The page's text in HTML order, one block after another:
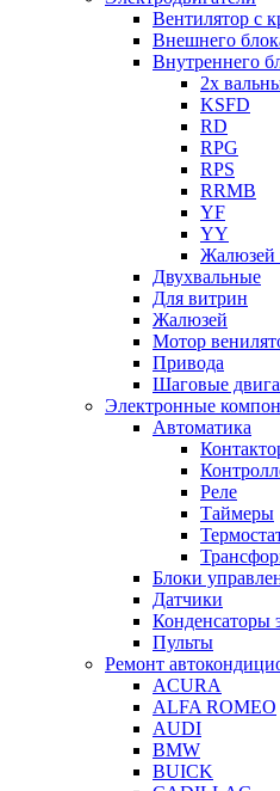
Вентилятор с
Внешнего
Внутреннего
2х
KSFD
RD
RPG
RPS
RRMB
YF
YY
Жалюзей
Двухвальные
Для витрин
Жалюзей
Мотор
Привода
Шаговые
Электронные
Автоматика
Реле
Таймеры
Блоки
Датчики
Конденсаторы
Пульты
Ремонт
ACURA
ALFA ROMEO
AUDI
BMW
BUICK